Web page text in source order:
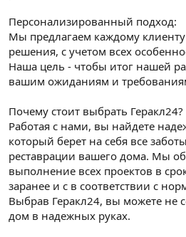
Персонализированный подход:
Мы предлагаем каждому
решения, с учетом всех
Наша цель - чтобы итог нашей
вашим ожиданиям и
Почему стоит выбрать Геракл24?
Работая с нами, вы найдете
который берет на себя все
реставрации вашего дома. Мы
выполнение всех проектов в
заранее и с в соответствии с
Выбрав Геракл24, вы можете не
дом в надежных руках.